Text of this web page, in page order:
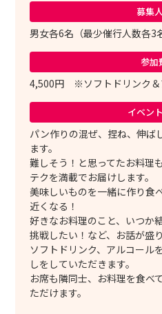
募集
男女各6名（最少催行人数各3名
参加
4,500円 ※ソフトドリンク＆
イベン
パン作りの混ぜ、捏ね、伸ば
ます。
難しそう！と思ってたお料理
テクを満載でお届けします。
美味しいものを一緒に作り
近くなる！
好きなお料理のこと、いつか
挑戦したい！など、お話が盛
ソフトドリンク、アルコール
しをしていただきます。
お席も隣同士、お料理を食べ
ただけます。